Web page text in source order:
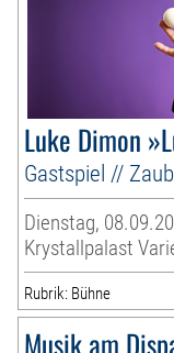
Luke Dimon
Gastspiel //
Dienstag,
Krystallpalast
Rubrik: Bühne
Musik am